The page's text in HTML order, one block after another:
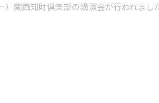
関西知財倶楽部の講演会が行われまし